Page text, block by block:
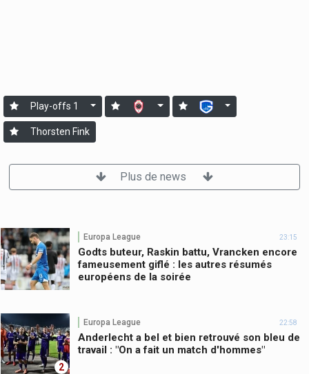
Play-offs 1
Thorsten Fink
Plus de news
Europa League 23:15
Godts buteur, Raskin battu, Vrancken encore
fameusement giflé : les autres résumés
européens de la soirée
2
Europa League 22:58
Anderlecht a bel et bien retrouvé son bleu de
travail : "On a fait un match d'hommes"